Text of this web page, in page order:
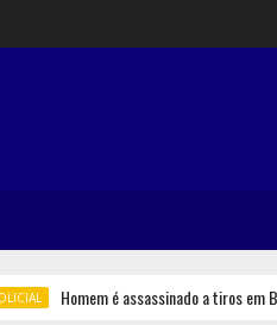
Homem é assassinado a tiros em Belém